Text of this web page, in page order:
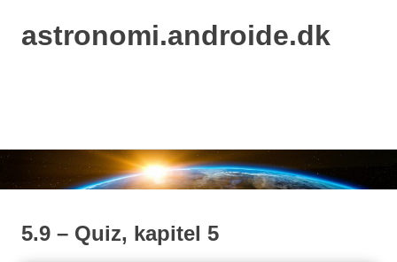
Skip
astronomi.androide.dk
5.9 – Quiz, kapitel 5